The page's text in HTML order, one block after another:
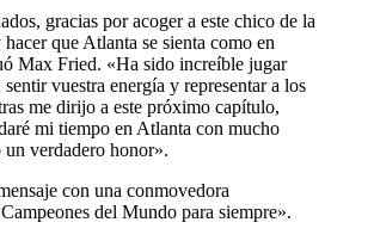
gracias por acoger a este chico de la
que Atlanta se sienta como en
Max Fried. «Ha sido increíble jugar
vuestra energía y representar a los
me dirijo a este próximo capítulo,
mi tiempo en Atlanta con mucho
un verdadero honor».
con una conmovedora
del Mundo para siempre».